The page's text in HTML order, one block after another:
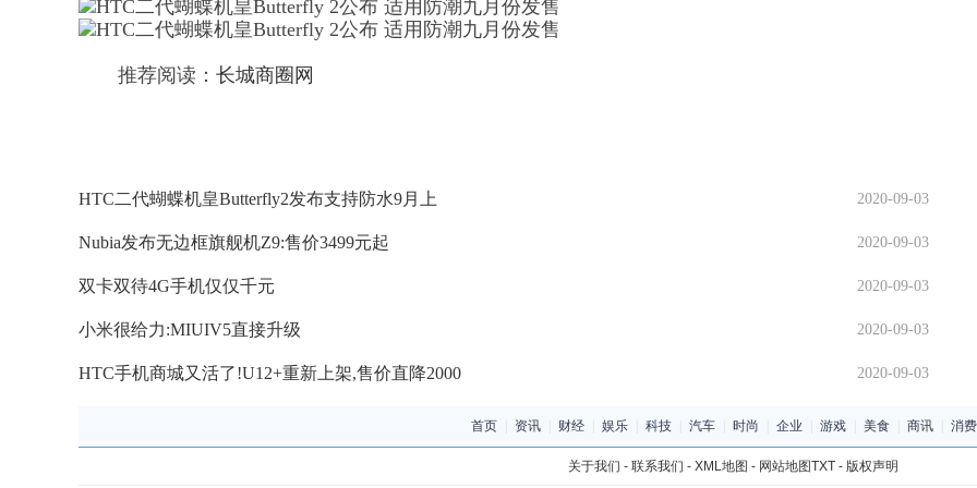
推荐阅读： 长城商圈网
2020-09-03
HTC二代蝴蝶机皇Butterfly2发布支持防水9月上
2020-09-03
Nubia发布无边框旗舰机Z9:售价3499元起
2020-09-03
双卡双待4G手机仅仅千元
2020-09-03
小米很给力:MIUIV5直接升级
2020-09-03
HTC手机商城又活了!U12+重新上架,售价直降2000
首页 资讯 财经 娱乐 科技 汽车 时尚 企业 游戏 美食 商讯 消费
关于我们 - 联系我们 - XML地图 - 网站地图TXT- 版权声明